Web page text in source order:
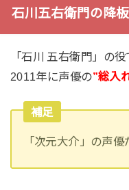
石川五右衛門の降
「石川 五右衛門」の
2011年に声優の”総入
補足
「次元大介」の声